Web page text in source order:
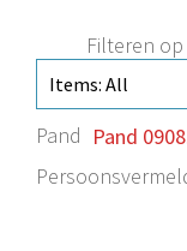
Filteren
Pand Pand